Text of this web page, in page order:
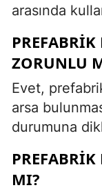
arasında
ZORUNLU
Evet,
arsa
durumuna
MI?